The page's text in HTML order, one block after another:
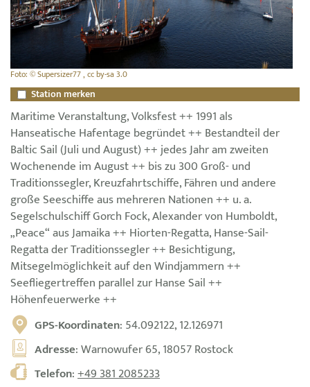
Foto: © Supersizer77 , cc by-sa 3.0
Station merken
Maritime Veranstaltung, Volksfest ++ 1991 als
Hanseatische Hafentage begründet ++ Bestandteil der
Baltic Sail (Juli und August) ++ jedes Jahr am zweiten
Wochenende im August ++ bis zu 300 Groß- und
Traditionssegler, Kreuzfahrtschiffe, Fähren und andere
große Seeschiffe aus mehreren Nationen ++ u. a.
Segelschulschiff Gorch Fock, Alexander von Humboldt,
„Peace“ aus Jamaika ++ Hiorten-Regatta, Hanse-Sail-
Regatta der Traditionssegler ++ Besichtigung,
Mitsegelmöglichkeit auf den Windjammern ++
Seefliegertreffen parallel zur Hanse Sail ++
Höhenfeuerwerke ++
GPS-Koordinaten: 54.092122, 12.126971
Adresse: Warnowufer 65, 18057 Rostock
Telefon:+49 381 2085233